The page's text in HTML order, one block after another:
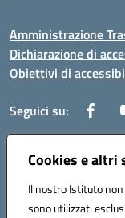
Cookies e
Il nostro Istituto
sono utilizzati
Amministrazione
Dichiarazione di
Obiettivi di
Seguici su:
Corso Roma, 1 71100
Codice